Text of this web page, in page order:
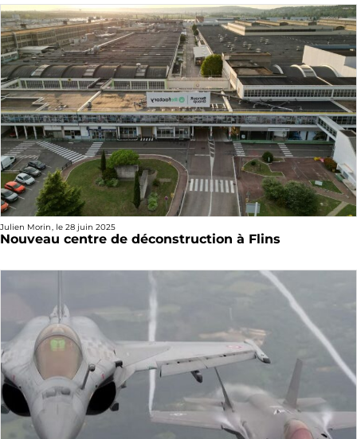
Julien Morin, le 28 juin 2025
Nouveau centre de déconstruction à Flins